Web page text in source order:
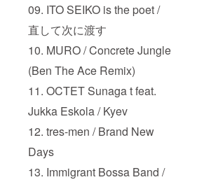
09. ITO SEIKO is the poet /
直して次に渡す
10. MURO / Concrete Jungle
(Ben The Ace Remix)
11. OCTET Sunaga t feat.
Jukka Eskola / Kyev
12. tres-men / Brand New
Days
13. Immigrant Bossa Band /